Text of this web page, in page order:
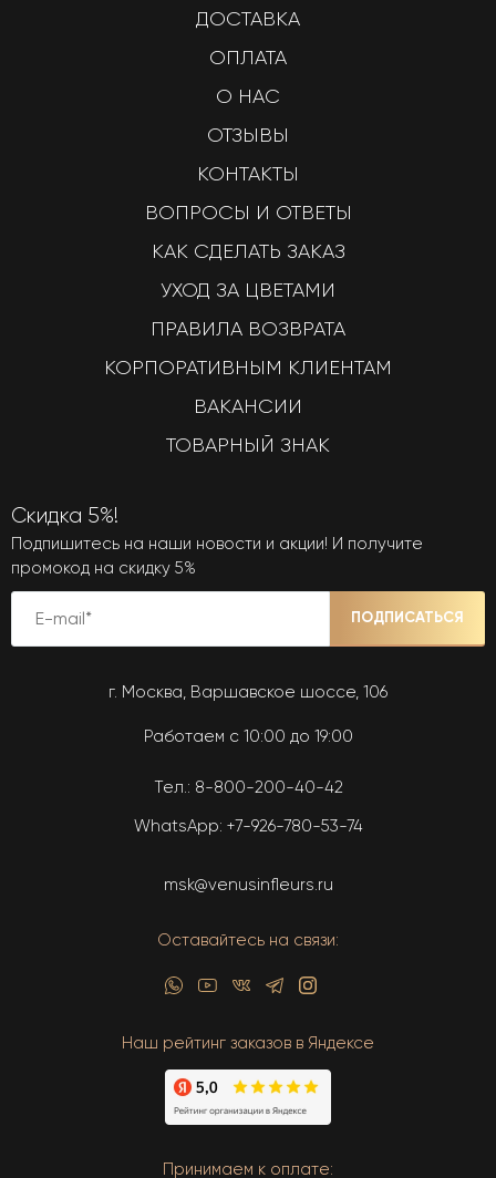
ДОСТАВКА
ОПЛАТА
О НАС
ОТЗЫВЫ
КОНТАКТЫ
ВОПРОСЫ И ОТВЕТЫ
КАК СДЕЛАТЬ ЗАКАЗ
УХОД ЗА ЦВЕТАМИ
ПРАВИЛА ВОЗВРАТА
КОРПОРАТИВНЫМ КЛИЕНТАМ
ВАКАНСИИ
ТОВАРНЫЙ ЗНАК
Скидка 5%!
Подпишитесь на наши новости и акции! И получите
промокод на скидку 5%
ПОДПИСАТЬСЯ
г. Москва, Варшавское шоссе, 106
Работаем с 10:00 до 19:00
Тел.: 8-800-200-40-42
WhatsApp: +7-926-780-53-74
msk@venusinfleurs.ru
Оставайтесь на связи:
Наш рейтинг заказов в Яндексе
Принимаем к оплате: